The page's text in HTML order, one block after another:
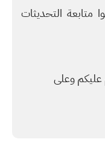
متابعة التحديثات
عليكم وعلى